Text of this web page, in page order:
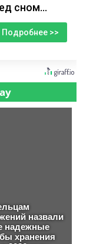
сном…
Подробнее >>